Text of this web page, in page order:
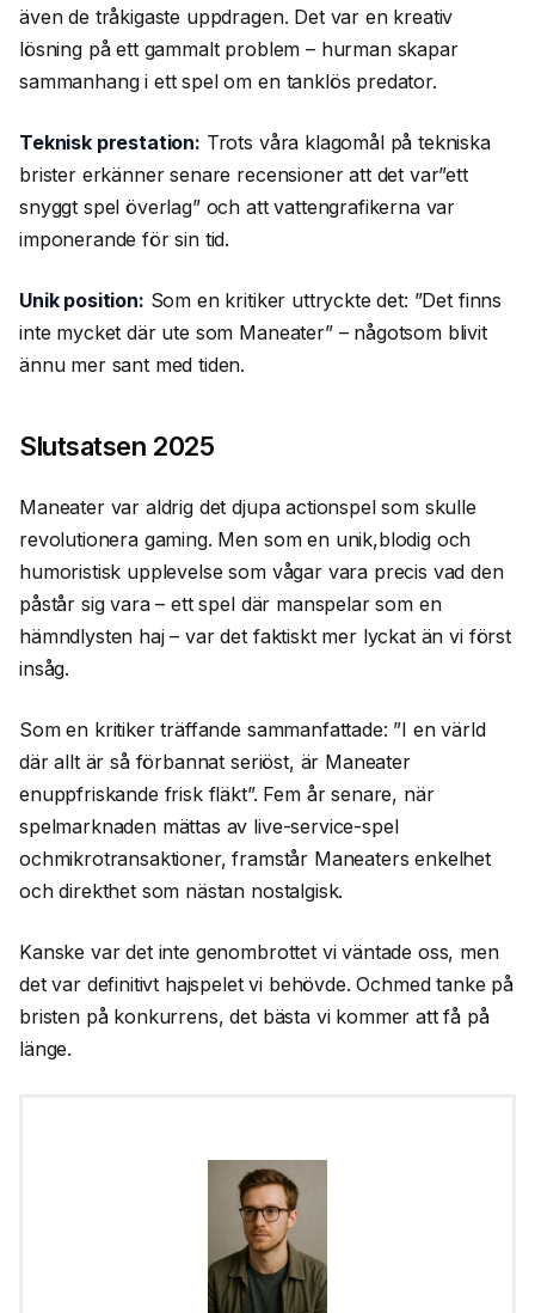
även de tråkigaste uppdragen. Det var en kreativ
lösning på ett gammalt problem – hurman skapar
sammanhang i ett spel om en tanklös predator.
Teknisk prestation: Trots våra klagomål på tekniska
brister erkänner senare recensioner att det var”ett
snyggt spel överlag” och att vattengrafikerna var
imponerande för sin tid.
Unik position: Som en kritiker uttryckte det: ”Det finns
inte mycket där ute som Maneater” – någotsom blivit
ännu mer sant med tiden.
Slutsatsen 2025
Maneater var aldrig det djupa actionspel som skulle
revolutionera gaming. Men som en unik,blodig och
humoristisk upplevelse som vågar vara precis vad den
påstår sig vara – ett spel där manspelar som en
hämndlysten haj – var det faktiskt mer lyckat än vi först
insåg.
Som en kritiker träffande sammanfattade: ”I en värld
där allt är så förbannat seriöst, är Maneater
enuppfriskande frisk fläkt”. Fem år senare, när
spelmarknaden mättas av live-service-spel
ochmikrotransaktioner, framstår Maneaters enkelhet
och direkthet som nästan nostalgisk.
Kanske var det inte genombrottet vi väntade oss, men
det var definitivt hajspelet vi behövde. Ochmed tanke på
bristen på konkurrens, det bästa vi kommer att få på
länge.